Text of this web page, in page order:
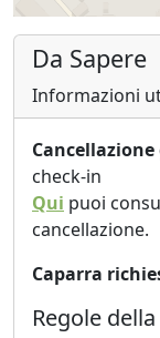
Da Sapere
Informazioni
check-in
Qui puoi
cancellazione.
Caparra
Regole